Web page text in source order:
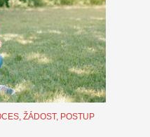
ŽÁDOST, POSTUP